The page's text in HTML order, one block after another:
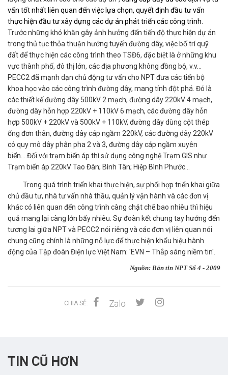
vấn tốt nhất liên quan đến việc lựa chọn, quyết định đầu tư vấn
thực hiện đầu tư xây dựng các dự án phát triển các công trình.
Trước những khó khăn gây ảnh hưởng đến tiến độ thực hiện dự án
trong thủ tục thỏa thuận hướng tuyến đường dây, việc bố trí quỹ
đất để thực hiện các công trình theo TSĐ6, đặc biệt là ở những khu
vực thành phố, đô thị lớn, các địa phương không đồng bộ, v.v…
PECC2 đã mạnh dạn chủ động tư vấn cho NPT đưa các tiến bộ
khoa học vào các công trình đường dây, mang tính đột phá. Đó là
các thiết kế đường dây 500kV 2 mạch, đường dây 220kV 4 mạch,
đường dây hỗn hợp 220kV + 110kV 6 mạch, các đường dây hỗn
hợp 500kV + 220kV và 500kV + 110kV, đường dây dùng cột thép
ống đơn thân, đường dây cáp ngầm 220kV, các đường dây 220kV
có quy mô dây phân pha 2 và 3, đường dây cáp ngầm xuyên
biển….Đối với trạm biến áp thì sử dụng công nghệ Trạm GIS như
Trạm biến áp 220kV Tao Đàn; Bình Tân; Hiệp Bình Phước...
Trong quá trình triển khai thực hiện, sự phối hợp triển khai giữa
chủ đầu tư, nhà tư vấn nhà thầu, quản lý vận hành và các đơn vị
khác có liên quan đến công trình càng chặt chẽ bao nhiêu thì hiệu
quả mang lại càng lớn bấy nhiêu. Sự đoàn kết chung tay hướng đến
tương lai giữa NPT và PECC2 nói riêng và các đơn vị liên quan nói
chung cũng chính là những nỗ lực để thực hiện khẩu hiệu hành
động của Tập đoàn Điện lực Việt Nam: 'EVN – Thắp sáng niềm tin'.
Nguồn: Bản tin NPT Số 4 - 2009
CHIA SẺ:
TIN CŨ HƠN